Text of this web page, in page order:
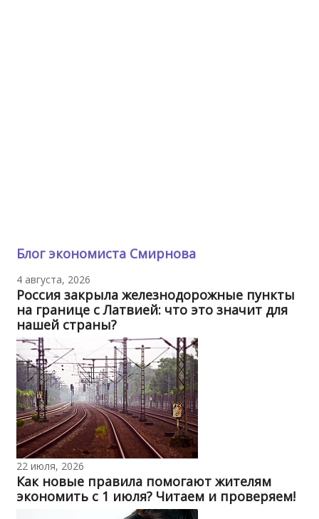
Блог экономиста Смирнова
4 августа, 2026
Россия закрыла железнодорожные пункты
на границе с Латвией: что это значит для
нашей страны?
22 июля, 2026
Как новые правила помогают жителям
экономить с 1 июля? Читаем и проверяем!